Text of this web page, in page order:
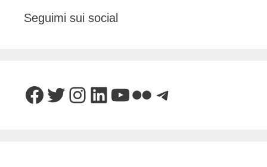
Seguimi sui social
Facebook
Twitter
Instagram
LinkedIn
YouTube
FlickrTelegram